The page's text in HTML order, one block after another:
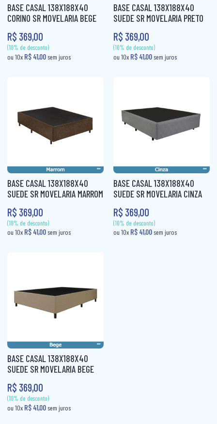
PANELEIRO
PANELEIRO AÇO
PRATO GIRATÓRIO
CAMA BOX SOLTEIRO
CAMA CASAL
CAMA INFANTIL
COLCHÃO BABY
COLCHÃO CASAL
COLCHÃO INFANTIL
COLCHÃO KING MOLAS
COLCHÂO QUEEN
COLCHÃO QUEEN MOLAS
COLCHÃO SOLTEIRO
COLCHÃO SOLTEIRO MOLAS
CÔMODA
MESA DE CABECEIRA
PAINEL BOX
ROUPEIRO CASAL
(10% de desconto)
ou 10xR$ 41,00sem
BASE CASAL 138X188X40
CORINO SR MOVELARIA BEGE
R$ 369,00
(10% de desconto)
ou 10xR$ 41,00sem juros
BASE CASAL 138X188X40
SUEDE SR MOVELARIA PRETO
R$ 369,00
(10% de desconto)
ou 10xR$ 41,00
BASE CASAL 138X188X40
SUEDE SR MOVELARIA MARROM
R$ 369,00
BASE CASAL 138X188X40
SUEDE SR MOVELARIA CINZA
R$ 369,00
BASE CASAL 138X188X40
SUEDE SR MOVELARIA BEGE
R$ 369,00